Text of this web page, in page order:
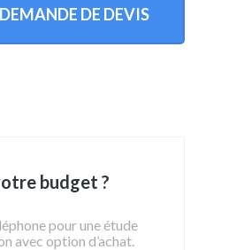
DEMANDE DE DEVIS
budget ?
pour une étude
avec option d’achat.